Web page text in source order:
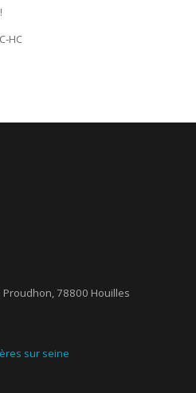
HC
Proudhon, 78800 Houilles
sur seine